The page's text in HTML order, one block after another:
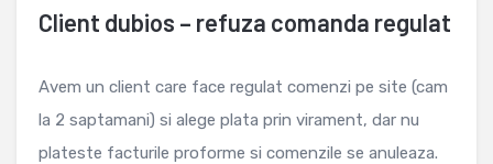
Client dubios – refuza comanda regulat
Avem un client care face regulat comenzi pe site (cam
la 2 saptamani) si alege plata prin virament, dar nu
plateste facturile proforme si comenzile se anuleaza.